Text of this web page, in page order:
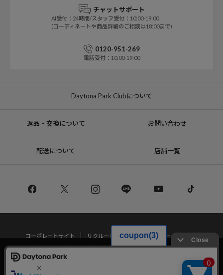
チャットサポート
AI受付：24時間/スタッフ受付：10:00-19:00
(コーディネートや商品詳細のご相談は18:00まで)
0120-951-269
電話受付：10:00-19:00
Daytona Park Clubについて
返品・交換について お問い合わせ
配送について 店舗一覧
コーポレートサイト リクルート
サステナブルマークについて
プライバシーポリシー
特定商取引法・古物営業法に基づく表記
当サイトでは利用体験の向上およびコンテンツの最適な提供、トラフィック
の分析を目的としてCookieを使用しています。